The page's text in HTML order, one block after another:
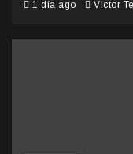
1 día ago Victor